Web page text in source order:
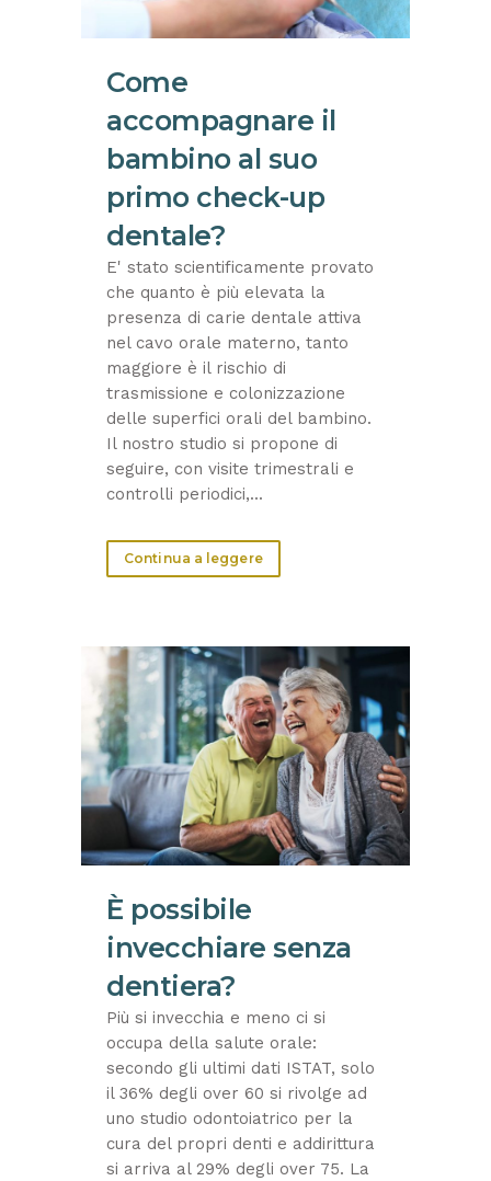
Come
accompagnare il
bambino al suo
primo check-up
dentale?
E' stato scientificamente provato
che quanto è più elevata la
presenza di carie dentale attiva
nel cavo orale materno, tanto
maggiore è il rischio di
trasmissione e colonizzazione
delle superfici orali del bambino.
Il nostro studio si propone di
seguire, con visite trimestrali e
controlli periodici,...
Continua a leggere
È possibile
invecchiare senza
dentiera?
Più si invecchia e meno ci si
occupa della salute orale:
secondo gli ultimi dati ISTAT, solo
il 36% degli over 60 si rivolge ad
uno studio odontoiatrico per la
cura del propri denti e addirittura
si arriva al 29% degli over 75. La